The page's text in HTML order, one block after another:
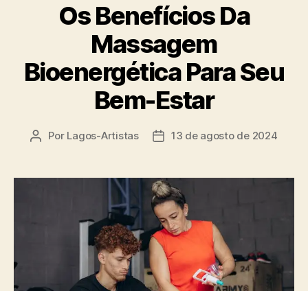
Os Benefícios Da
Massagem
Bioenergética Para Seu
Bem-Estar
Autor
Por Lagos-Artistas
Data13 de agosto de 2024